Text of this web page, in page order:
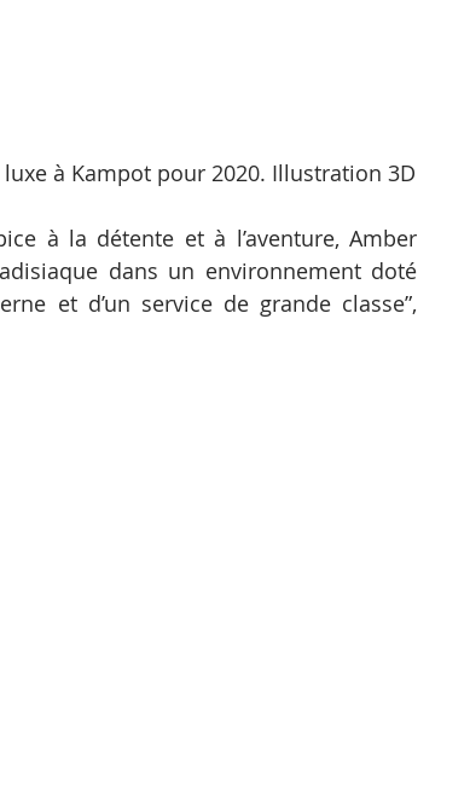
à Kampot pour 2020. Illustration 3D
à la détente et à l’aventure, Amber
dans un environnement doté
et d’un service de grande classe”,